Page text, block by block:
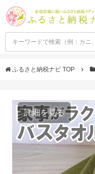
ふるさと納税ナビ TOP
詳細を見る